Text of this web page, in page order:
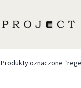
Produkty oznaczone